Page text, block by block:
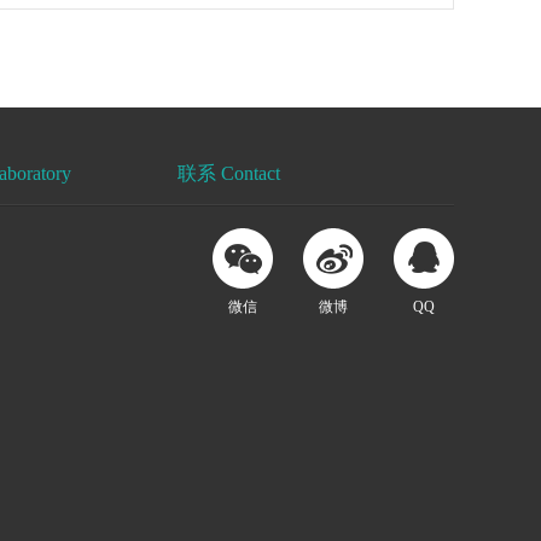
联系 Contact
QQ
微博
微信